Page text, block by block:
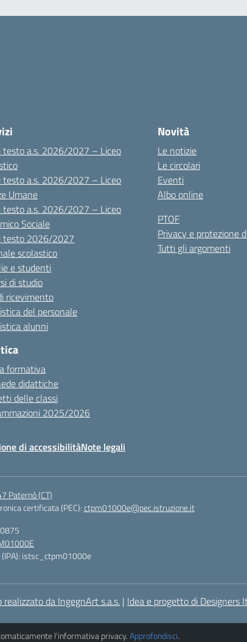
testo a.s. 2026/2027 – Liceo
testo a.s. 2026/2027 – Liceo
Umane
testo a.s. 2026/2027 – Liceo
Sociale
testo 2026/2027
scolastico
e studenti
di studio
ricevimento
del personale
alunni
formativa
didattiche
delle classi
2025/2026
Novità
Le notizie
Le circolari
Eventi
Albo online
PTOF
Privacy e protezione
Tutti gli argomenti
di accessibilitàNote legali
Paternò (CT)
certificata (PEC):ctpm01000e@pec.istruzione.it
(IPA): istsc_ctpm01000e
realizzato da IngegnArt s.a.s. | Idea e progetto di Designers
l'informativa privacy.Approfondisci.